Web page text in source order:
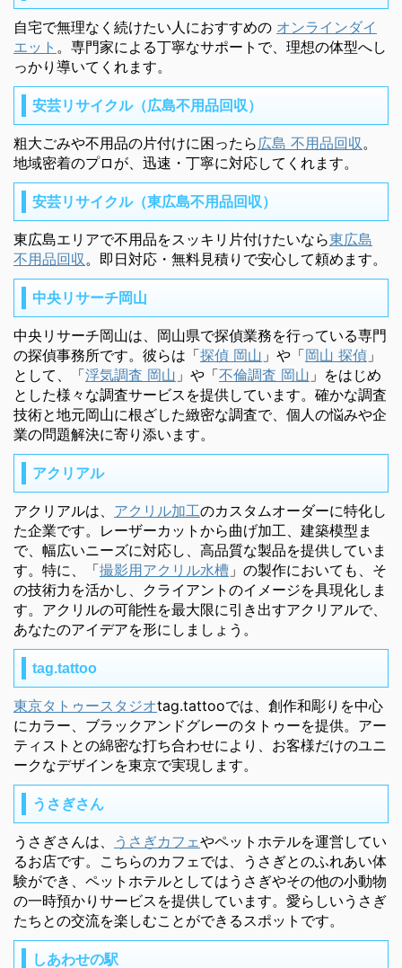
自宅で無理なく続けたい人におすすめの オンラインダイ
エット 。専門家による丁寧なサポートで、理想の体型へし
っかり導いてくれます。
安芸リサイクル（広島不用品回収）
粗大ごみや不用品の片付けに困ったら 広島 不用品回収 。
地域密着のプロが、迅速・丁寧に対応してくれます。
安芸リサイクル（東広島不用品回収）
東広島エリアで不用品をスッキリ片付けたいなら東広島
不用品回収 。即日対応・無料見積りで安心して頼めます。
中央リサーチ岡山
中央リサーチ岡山は、岡山県で探偵業務を行っている専門
の探偵事務所です。彼らは「探偵 岡山 」や「岡山 探偵 」
として、「浮気調査 岡山 」や「不倫調査 岡山 」をはじめ
とした様々な調査サービスを提供しています。確かな調査
技術と地元岡山に根ざした緻密な調査で、個人の悩みや企
業の問題解決に寄り添います。
アクリアル
アクリアルは、 アクリル加工のカスタムオーダーに特化し
た企業です。レーザーカットから曲げ加工、建築模型ま
で、幅広いニーズに対応し、高品質な製品を提供していま
す。特に、「撮影用アクリル水槽 」の製作においても、そ
の技術力を活かし、クライアントのイメージを具現化しま
す。アクリルの可能性を最大限に引き出すアクリアルで、
あなたのアイデアを形にしましょう。
tag.tattoo
東京タトゥースタジオtag.tattooでは、創作和彫りを中心
にカラー、ブラックアンドグレーのタトゥーを提供。アー
ティストとの綿密な打ち合わせにより、お客様だけのユニ
ークなデザインを東京で実現します。
うさぎさん
うさぎさんは、 うさぎカフェやペットホテルを運営してい
るお店です。こちらのカフェでは、うさぎとのふれあい体
験ができ、ペットホテルとしてはうさぎやその他の小動物
の一時預かりサービスを提供しています。愛らしいうさぎ
たちとの交流を楽しむことができるスポットです。
しあわせの駅